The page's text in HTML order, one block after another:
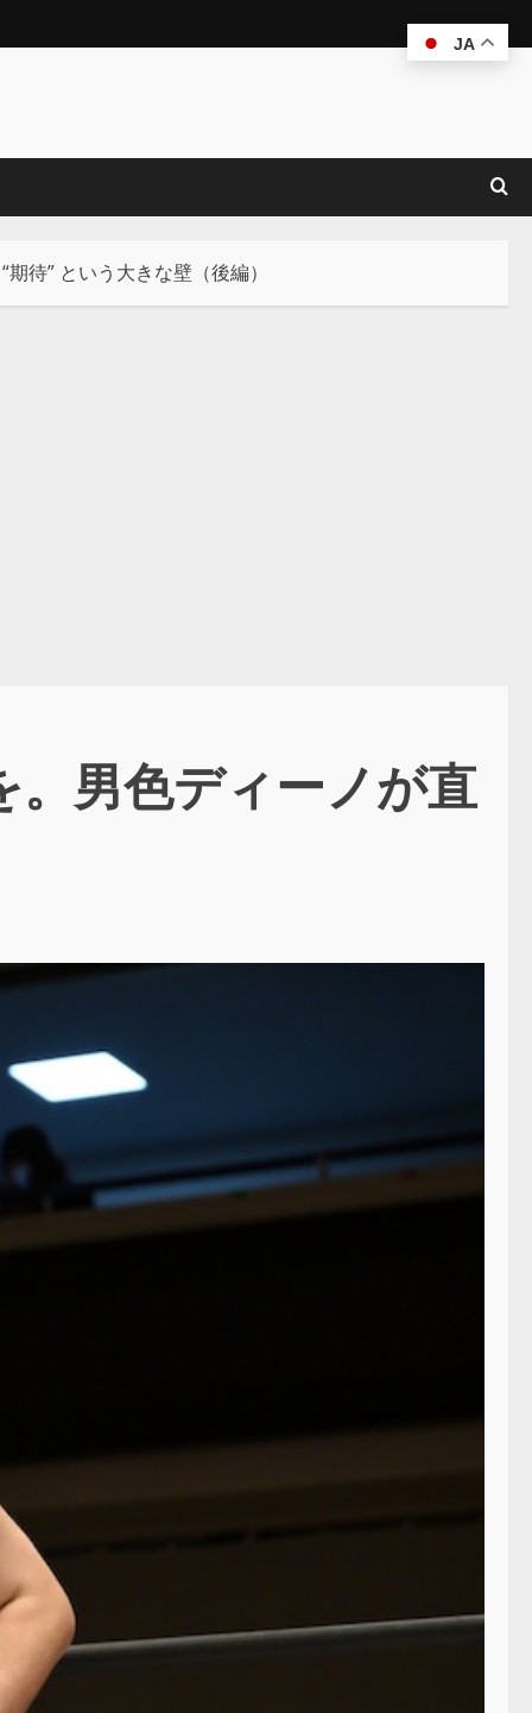
待” という大きな壁（後編）
。男色ディーノが直
JA